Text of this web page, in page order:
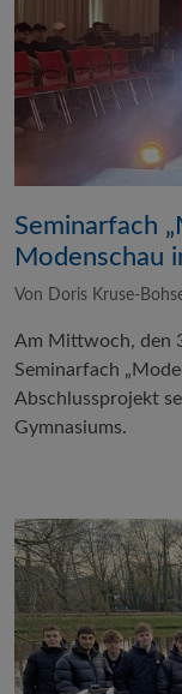
Seminarfach
Modenschau
Von Doris Kruse-
Am Mittwoch, den
Seminarfach
Abschlussprojekt
Gymnasiums.